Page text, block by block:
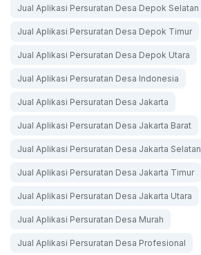
Jual Aplikasi Persuratan Desa Depok Selatan
Jual Aplikasi Persuratan Desa Depok Timur
Jual Aplikasi Persuratan Desa Depok Utara
Jual Aplikasi Persuratan Desa Indonesia
Jual Aplikasi Persuratan Desa Jakarta
Jual Aplikasi Persuratan Desa Jakarta Barat
Jual Aplikasi Persuratan Desa Jakarta Selatan
Jual Aplikasi Persuratan Desa Jakarta Timur
Jual Aplikasi Persuratan Desa Jakarta Utara
Jual Aplikasi Persuratan Desa Murah
Jual Aplikasi Persuratan Desa Profesional